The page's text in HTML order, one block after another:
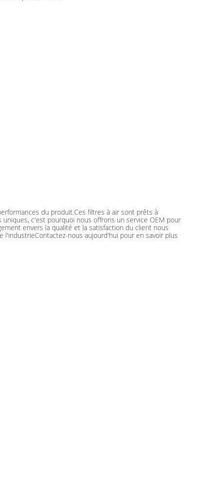
du produit.Ces filtres à air sont prêts à
c'est pourquoi nous offrons un service OEM pour
envers la qualité et la satisfaction du client nous
nous aujourd'hui pour en savoir plus